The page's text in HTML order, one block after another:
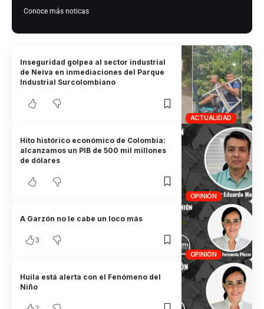
Conoce más noticas
ACTUALIDAD
Inseguridad golpea al sector industrial
de Neiva en inmediaciones del Parque
Industrial Surcolombiano
OPINIÓN
Hito histórico económico de Colombia:
alcanzamos un PIB de 500 mil millones
de dólares
OPINIÓN
A Garzón no le cabe un loco más
3
Huila está alerta con el Fenómeno del
Niño